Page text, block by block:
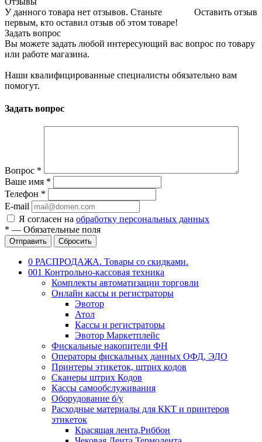
Оставить отзыв
У данного товара нет отзывов. Станьте
первым, кто оставил отзыв об этом товаре!
Задать вопрос
Вы можете задать любой интересующий вас вопрос по товару
или работе магазина.
Наши квалифицированные специалисты обязательно вам
помогут.
Задать вопрос
Вопрос *
Ваше имя *
Телефон *
E-mail
Я согласен на обработку персональных данных
* — Обязательные поля
Отправить Сбросить
0 РАСПРОДАЖА. Товары со скидками.
001 Контрольно-кассовая техника
Комплекты автоматизации торговли
Онлайн кассы и регистраторы
Эвотор
Атол
Кассы и регистраторы
Эвотор Маркетплейс
Фискальные накопители ФН
Операторы фискальных данных ОФД, ЭДО
Принтеры этикеток, штрих кодов
Сканеры штрих Кодов
Кассы самообслуживания
Оборудование б/у
Расходные материалы для ККТ и принтеров
этикеток
Красящая лента,Риббон